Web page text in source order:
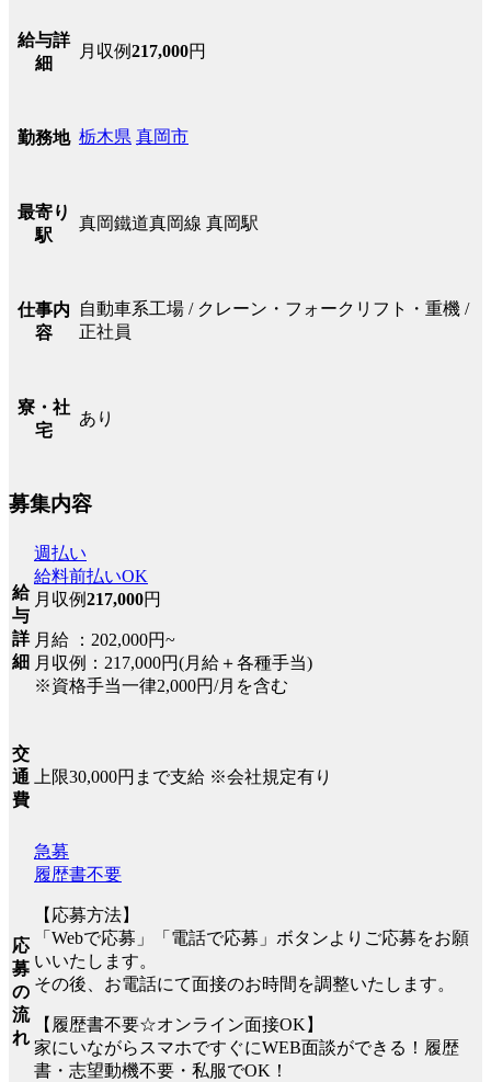
給与詳
細
月収例217,000円
勤務地 栃木県 真岡市
最寄り
駅
真岡鐵道真岡線 真岡駅
仕事内
容
自動車系工場 / クレーン・フォークリフト・重機 /
正社員
寮・社
宅
あり
募集内容
給
与
詳
細
週払い
給料前払いOK
月収例217,000円
月給 ：202,000円~
月収例：217,000円(月給＋各種手当)
※資格手当一律2,000円/月を含む
交
通
費
上限30,000円まで支給 ※会社規定有り
応
募
の
流
れ
急募
履歴書不要
【応募方法】
「Webで応募」「電話で応募」ボタンよりご応募をお願
いいたします。
その後、お電話にて面接のお時間を調整いたします。
【履歴書不要☆オンライン面接OK】
家にいながらスマホですぐにWEB面談ができる！履歴
書・志望動機不要・私服でOK！